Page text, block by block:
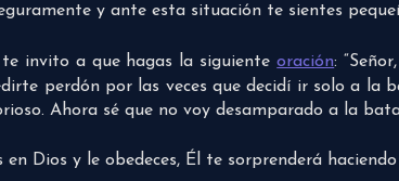
y ante esta situación te sientes
te invito a que hagas la siguienteoración:
perdón por las veces que decidí ir solo a la
Ahora sé que no voy desamparado a la
en Dios y le obedeces, Él te sorprenderá